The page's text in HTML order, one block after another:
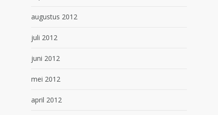
augustus 2012
juli 2012
juni 2012
mei 2012
april 2012